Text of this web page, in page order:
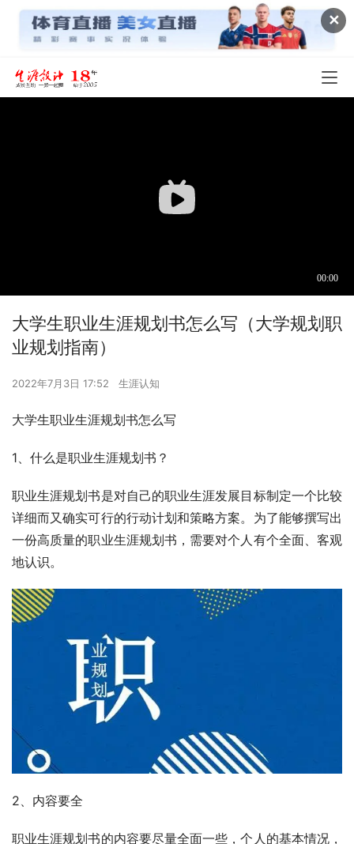
✕
大学生职业生涯规划书怎么写（大学规划职
业规划指南）
2022年7月3日 17:52 生涯认知
大学生职业生涯规划书怎么写
1、什么是职业生涯规划书？
职业生涯规划书是对自己的职业生涯发展目标制定一个比较
详细而又确实可行的行动计划和策略方案。为了能够撰写出
一份高质量的职业生涯规划书，需要对个人有个全面、客观
地认识。
2、内容要全
职业生涯规划书的内容要尽量全面一些，个人的基本情况，